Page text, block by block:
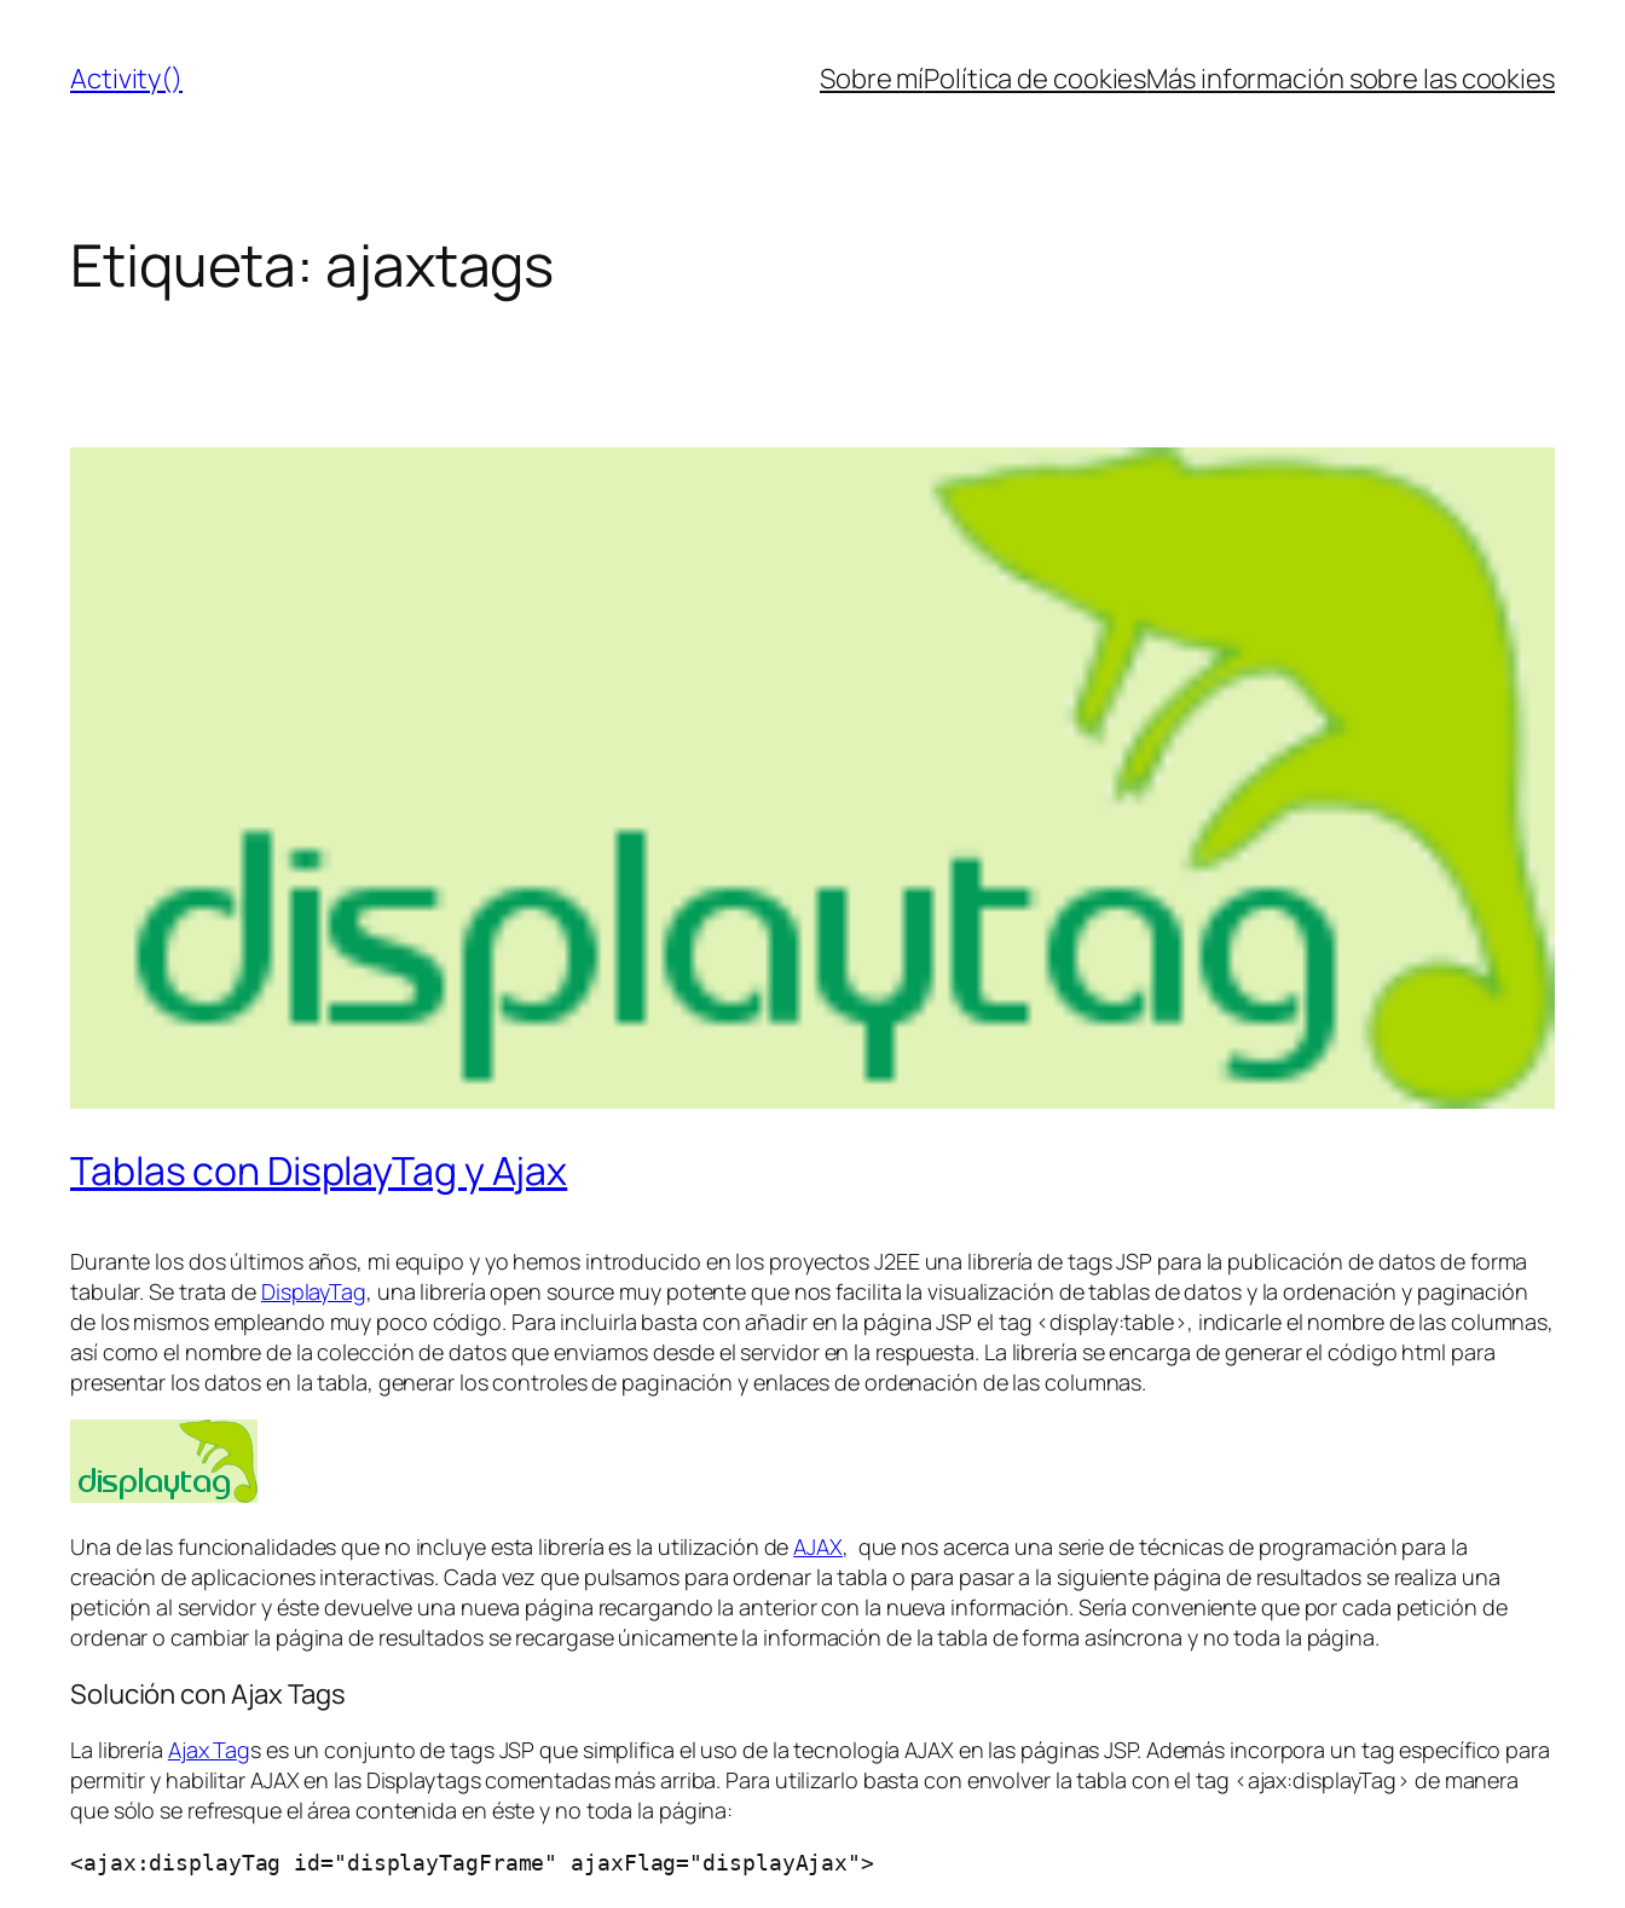
contenido
Activity() Sobre míPolítica de cookiesMás información sobre las cookies
Etiqueta: ajaxtags
Tablas con DisplayTag y Ajax
Durante los dos últimos años, mi equipo y yo hemos introducido en los proyectos J2EE una librería de tags JSP para la publicación de datos de forma
tabular. Se trata de DisplayTag, una librería open source muy potente que nos facilita la visualización de tablas de datos y la ordenación y paginación
de los mismos empleando muy poco código. Para incluirla basta con añadir en la página JSP el tag <display:table>, indicarle el nombre de las columnas,
así como el nombre de la colección de datos que enviamos desde el servidor en la respuesta. La librería se encarga de generar el código html para
presentar los datos en la tabla, generar los controles de paginación y enlaces de ordenación de las columnas.
Una de las funcionalidades que no incluye esta librería es la utilización deAJAX, que nos acerca una serie de técnicas de programación para la
creación de aplicaciones interactivas. Cada vez que pulsamos para ordenar la tabla o para pasar a la siguiente página de resultados se realiza una
petición al servidor y éste devuelve una nueva página recargando la anterior con la nueva información. Sería conveniente que por cada petición de
ordenar o cambiar la página de resultados se recargase únicamente la información de la tabla de forma asíncrona y no toda la página.
Solución con Ajax Tags
La librería Ajax Tags es un conjunto de tags JSP que simplifica el uso de la tecnología AJAX en las páginas JSP. Además incorpora un tag específico para
permitir y habilitar AJAX en las Displaytags comentadas más arriba. Para utilizarlo basta con envolver la tabla con el tag <ajax:displayTag> de manera
que sólo se refresque el área contenida en éste y no toda la página:
<ajax:displayTag id="displayTagFrame" ajaxFlag="displayAjax">